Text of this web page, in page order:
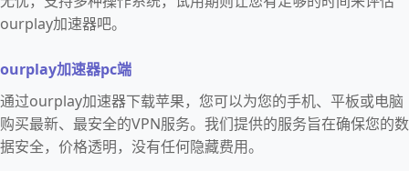
ourplay加速器吧。
ourplay加速器pc端
通过ourplay加速器下载苹果，您可以为您的手机、平板或电脑
购买最新、最安全的VPN服务。我们提供的服务旨在确保您的数
据安全，价格透明，没有任何隐藏费用。